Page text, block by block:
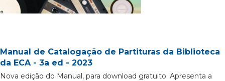
Manual de Catalogação de Partituras da Biblioteca
da ECA - 3a ed - 2023
Nova edição do Manual, para download gratuito. Apresenta a